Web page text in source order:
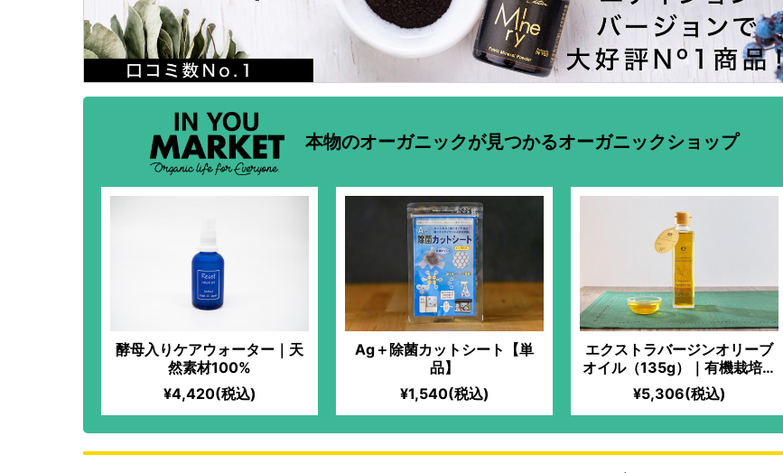
本物のオーガニックが見つかるオーガニックショップ
酵母入りケアウォーター｜天
然素材100%
¥4,420(税込)
Ag＋除菌カットシート【単
品】
¥1,540(税込)
エクストラバージンオリーブ
オイル（135g）｜有機栽培オ
リーブ100%｜冷凍搾油で鮮度
バツグン！生食にピッタリな
甘い味わいのアルベキーナ種
使用！エグみなしですーっと
飲める「オリーブのジュー
¥5,306(税込)